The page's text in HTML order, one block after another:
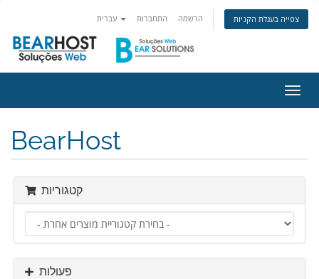
התחברות הרשמה צפייה בעגלת הקניות
ניווט
BearHost
קטגוריות
פעולות